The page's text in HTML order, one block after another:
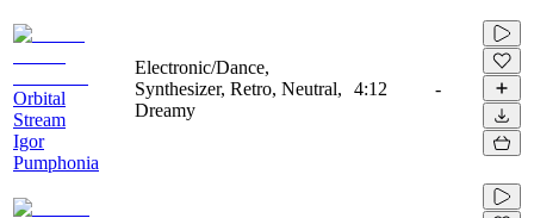
Orbital
Stream
Igor
Pumphonia
Electronic/Dance,
Synthesizer, Retro, Neutral,
Dreamy
4:12 -